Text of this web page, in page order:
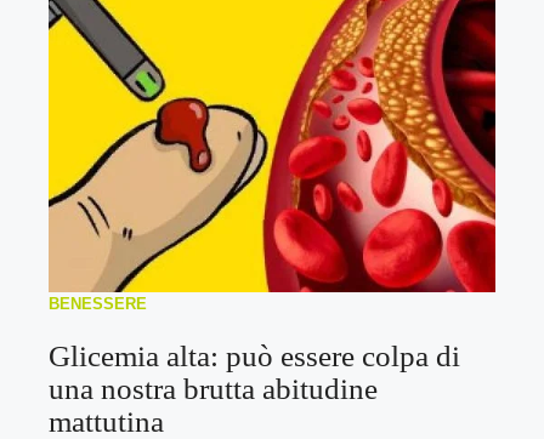
BENESSERE
Glicemia alta: può essere colpa di
una nostra brutta abitudine
mattutina